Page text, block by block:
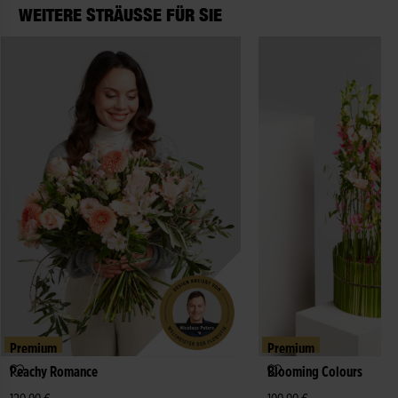
WEITERE STRÄUSSE FÜR SIE
Premium
Peachy Romance
Premium
Blooming Colours